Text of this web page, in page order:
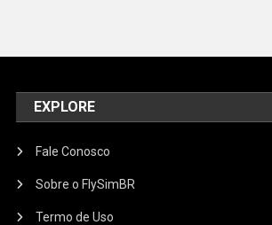
EXPLORE
Fale Conosco
Sobre o FlySimBR
Termo de Uso